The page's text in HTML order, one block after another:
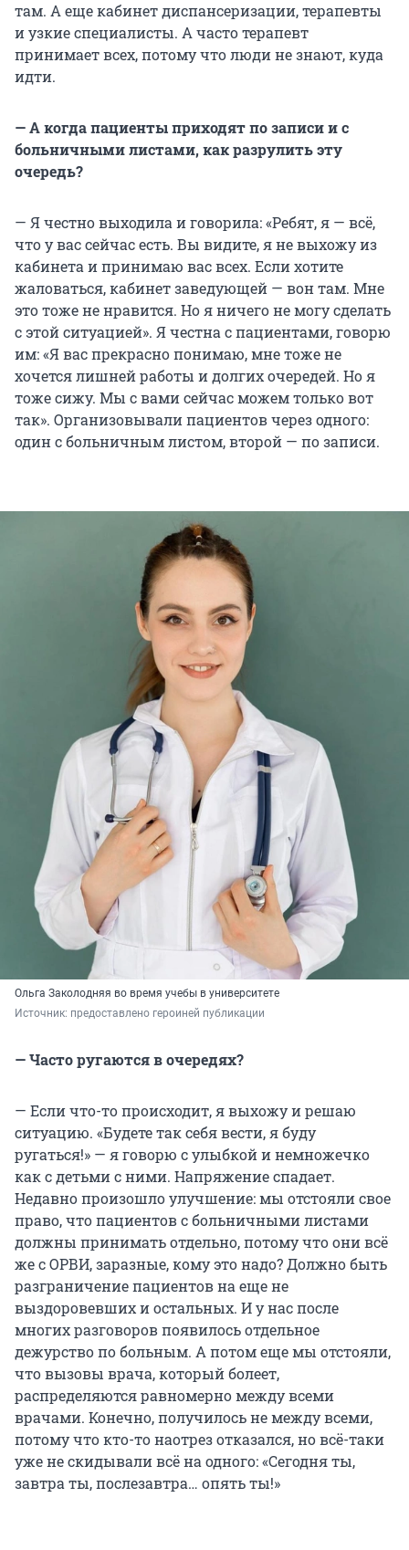
там. А еще кабинет диспансеризации, терапевты
и узкие специалисты. А часто терапевт
принимает всех, потому что люди не знают, куда
идти.
— А когда пациенты приходят по записи и с
больничными листами, как разрулить эту
очередь?
— Я честно выходила и говорила: «Ребят, я — всё,
что у вас сейчас есть. Вы видите, я не выхожу из
кабинета и принимаю вас всех. Если хотите
жаловаться, кабинет заведующей — вон там. Мне
это тоже не нравится. Но я ничего не могу сделать
с этой ситуацией». Я честна с пациентами, говорю
им: «Я вас прекрасно понимаю, мне тоже не
хочется лишней работы и долгих очередей. Но я
тоже сижу. Мы с вами сейчас можем только вот
так». Организовывали пациентов через одного:
один с больничным листом, второй — по записи.
Ольга Заколодняя во время учебы в университете
Источник: предоставлено героиней публикации
— Часто ругаются в очередях?
— Если что-то происходит, я выхожу и решаю
ситуацию. «Будете так себя вести, я буду
ругаться!» — я говорю с улыбкой и немножечко
как с детьми с ними. Напряжение спадает.
Недавно произошло улучшение: мы отстояли свое
право, что пациентов с больничными листами
должны принимать отдельно, потому что они всё
же с ОРВИ, заразные, кому это надо? Должно быть
разграничение пациентов на еще не
выздоровевших и остальных. И у нас после
многих разговоров появилось отдельное
дежурство по больным. А потом еще мы отстояли,
что вызовы врача, который болеет,
распределяются равномерно между всеми
врачами. Конечно, получилось не между всеми,
потому что кто-то наотрез отказался, но всё-таки
уже не скидывали всё на одного: «Сегодня ты,
завтра ты, послезавтра… опять ты!»